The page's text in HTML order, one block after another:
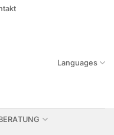
Languages